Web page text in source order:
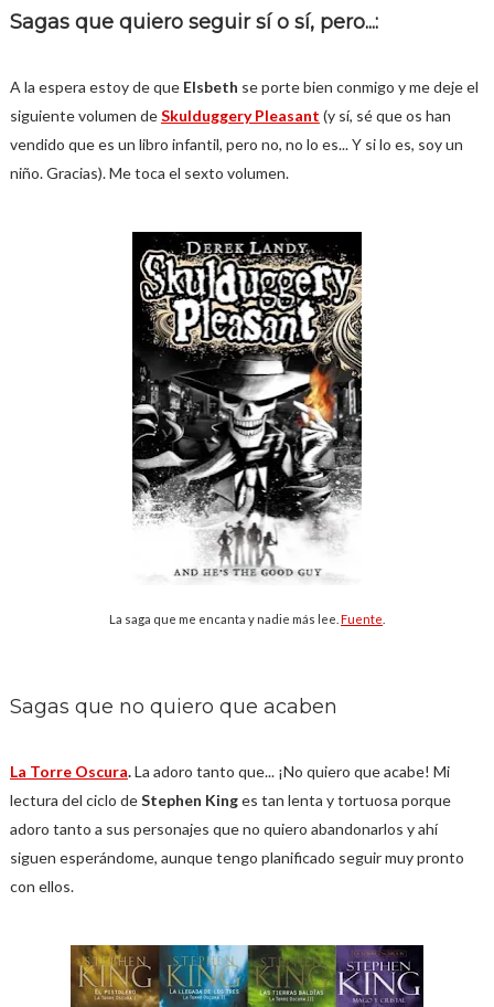
Sagas que quiero seguir sí o sí, pero...:
A la espera estoy de que Elsbeth se porte bien conmigo y me deje el
siguiente volumen deSkulduggery Pleasant (y sí, sé que os han
vendido que es un libro infantil, pero no, no lo es... Y si lo es, soy un
niño. Gracias). Me toca el sexto volumen.
La saga que me encanta y nadie más lee. Fuente
Sagas que no quiero que acaben
La Torre Oscura.La adoro tanto que...¡No quiero que acabe! Mi
lectura del ciclo deStephen Kinges tan lenta y tortuosa porque
adoro tanto a sus personajes que no quiero abandonarlos y ahí
siguen esperándome, aunque tengo planificado seguir muy pronto
con ellos.